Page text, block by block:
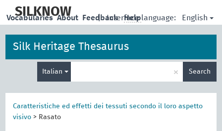
main
SILKNOW | Interface language: English
Vocabularies About Feedback Help
Silk Heritage Thesaurus
Italian × Search
Caratteristiche ed effetti dei tessuti secondo il loro aspetto
visivo > Rasato